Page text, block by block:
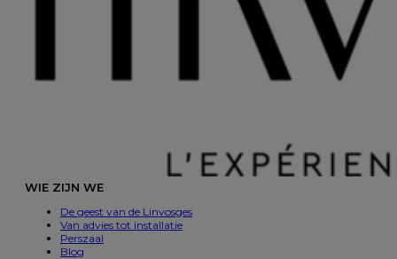
WIE ZIJN WE
De geest van de Linvosges
Van advies tot installatie
Perszaal
Blog